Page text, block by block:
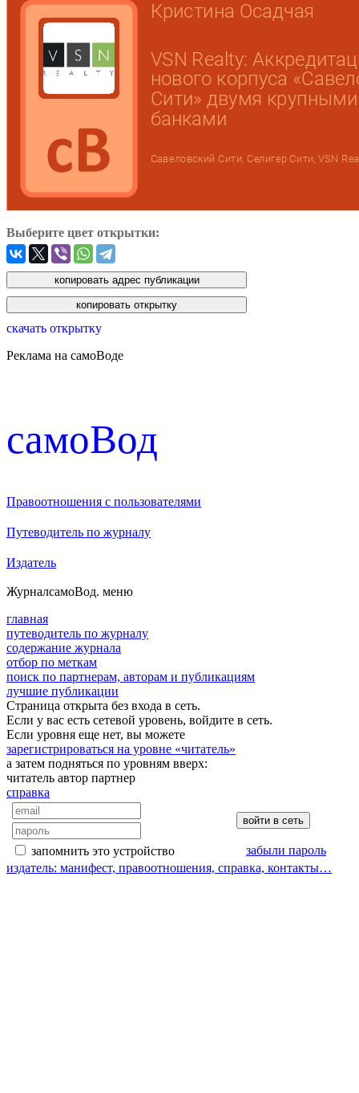
Выберите цвет открытки:
скачать открытку
Реклама на самоВоде
cамоВод
Правоотношения с пользователями
Путеводитель по журналу
Издатель
ЖурналсамоВод. меню
главная
путеводитель по журналу
содержание журнала
отбор по меткам
поиск по партнерам, авторам и публикациям
лучшие публикации
Страница открыта без входа в сеть.
Если у вас есть сетевой уровень, войдите в сеть.
Если уровня еще нет, вы можете
зарегистрироваться на уровне «читатель»
а затем подняться по уровням вверх:
читатель автор партнер
справка
запомнить это устройство
забыли пароль
издатель: манифест, правоотношения, справка, контакты…